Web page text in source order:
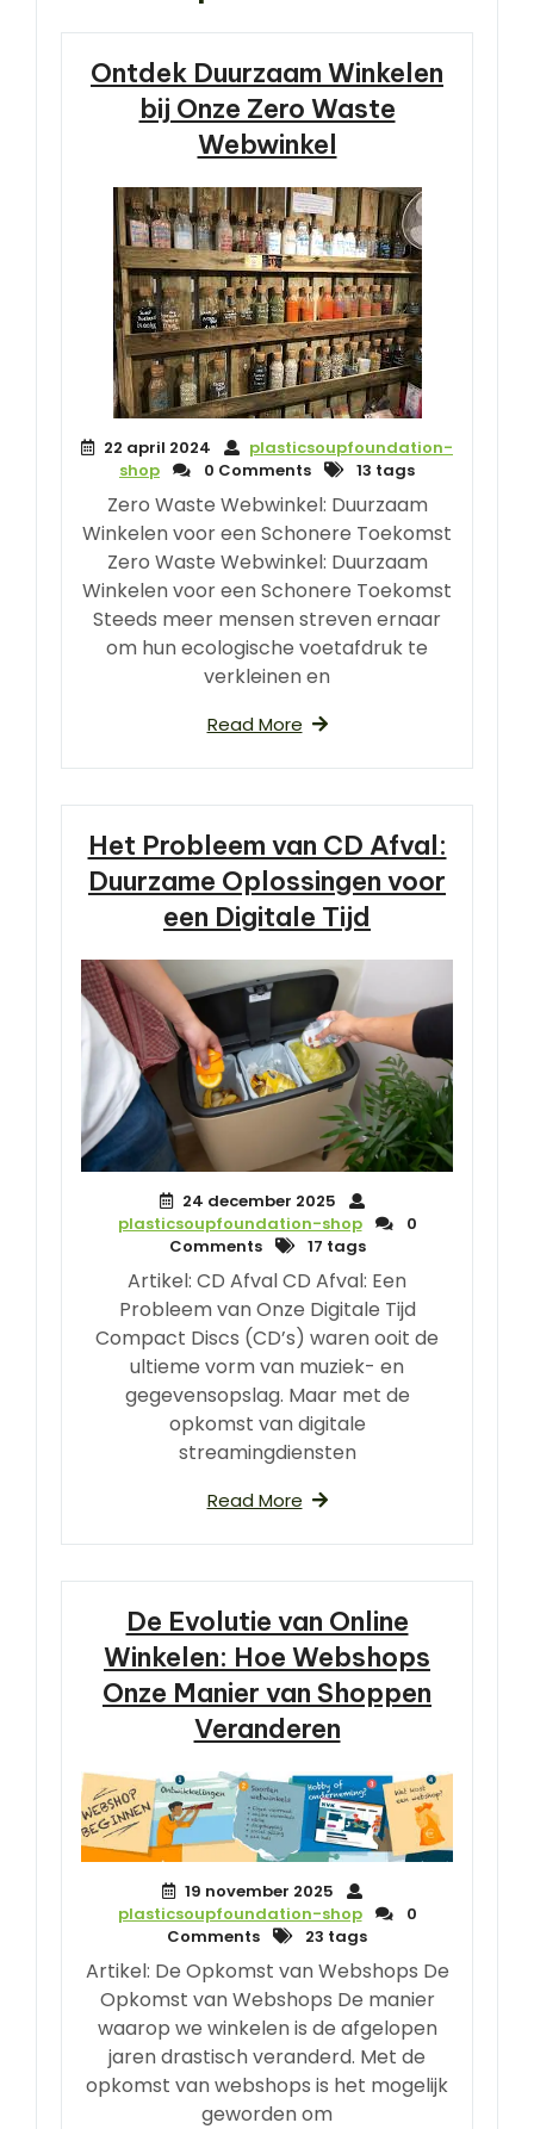
Ontdek Duurzaam Winkelen
bij Onze Zero Waste
Webwinkel
22 april 2024
plasticsoupfoundation-
shop
0 Comments 13 tags
Zero Waste Webwinkel: Duurzaam
Winkelen voor een Schonere Toekomst
Zero Waste Webwinkel: Duurzaam
Winkelen voor een Schonere Toekomst
Steeds meer mensen streven ernaar
om hun ecologische voetafdruk te
verkleinen en
Read More
Het Probleem van CD Afval:
Duurzame Oplossingen voor
een Digitale Tijd
24 december 2025
plasticsoupfoundation-shop
0
Comments
17 tags
Artikel: CD Afval CD Afval: Een
Probleem van Onze Digitale Tijd
Compact Discs (CD’s) waren ooit de
ultieme vorm van muziek- en
gegevensopslag. Maar met de
opkomst van digitale
streamingdiensten
Read More
De Evolutie van Online
Winkelen: Hoe Webshops
Onze Manier van Shoppen
Veranderen
19 november 2025
plasticsoupfoundation-shop
0
Comments
23 tags
Artikel: De Opkomst van Webshops De
Opkomst van Webshops De manier
waarop we winkelen is de afgelopen
jaren drastisch veranderd. Met de
opkomst van webshops is het mogelijk
geworden om